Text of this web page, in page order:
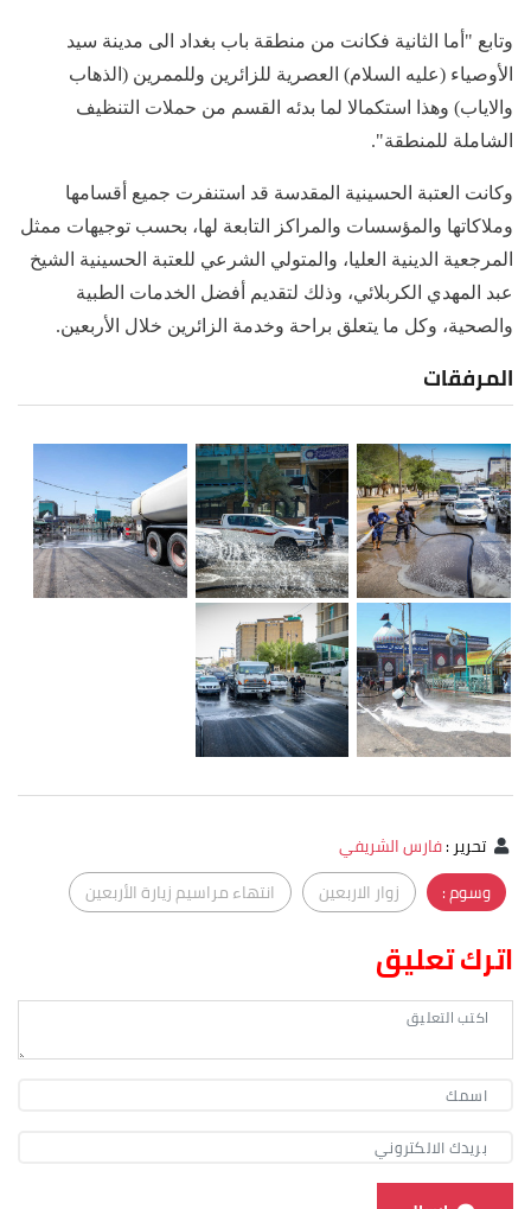
وتابع "أما الثانية فكانت من منطقة باب بغداد الى مدينة سيد
الأوصياء (عليه السلام) العصرية للزائرين وللممرين (الذهاب
والاياب) وهذا استكمالا لما بدئه القسم من حملات التنظيف
الشاملة للمنطقة".
وكانت العتبة الحسينية المقدسة قد استنفرت جميع أقسامها
وملاكاتها والمؤسسات والمراكز التابعة لها، بحسب توجيهات ممثل
المرجعية الدينية العليا، والمتولي الشرعي للعتبة الحسينية الشيخ
عبد المهدي الكربلائي، وذلك لتقديم أفضل الخدمات الطبية
والصحية، وكل ما يتعلق براحة وخدمة الزائرين خلال الأربعين.
المرفقات
تحرير:فارس الشريفي
وسوم :
زوار الاربعين انتهاء مراسيم زيارة الأربعين
اترك تعليق